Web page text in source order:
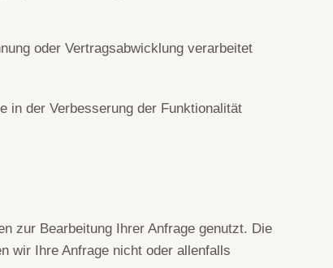
oder Vertragsabwicklung verarbeitet
in der Verbesserung der Funktionalität
zur Bearbeitung Ihrer Anfrage genutzt. Die
wir Ihre Anfrage nicht oder allenfalls